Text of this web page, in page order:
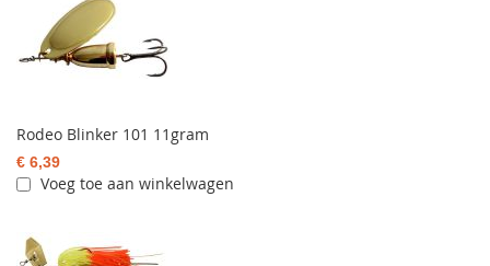
Rodeo Blinker 101 11gram
€ 6,39
Voeg toe aan winkelwagen